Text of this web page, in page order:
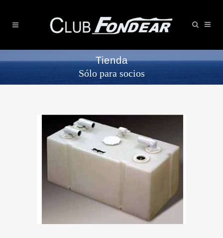
Tienda
Sólo para socios